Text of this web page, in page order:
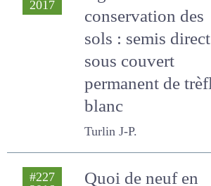
#228
Agriculture de
conservation des
sols : semis direct
sous couvert
permanent de
trèfle blanc
Turlin J-P.